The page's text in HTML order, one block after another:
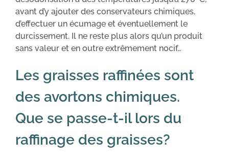
avant d’y ajouter des conservateurs chimiques,
d’effectuer un écumage et éventuellement le
durcissement. Il ne reste plus alors qu’un produit
sans valeur et en outre extrêmement nocif…
Les graisses raffinées sont
des avortons chimiques.
Que se passe-t-il lors du
raffinage des graisses?